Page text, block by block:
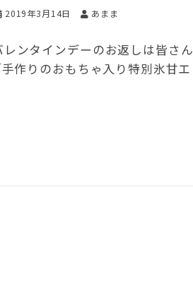
2019年3月14日 あまま
ンタインデーのお返しは皆さ
作りのおもちゃ入り特別氷甘